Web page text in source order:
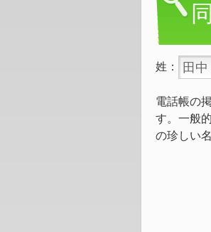
姓：
電話帳の
す。一般
の珍しい